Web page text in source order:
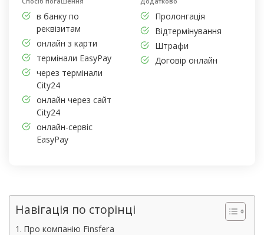
в банку по
реквізитам
онлайн з карти
термінали EasyPay
через термінали
City24
онлайн через сайт
City24
онлайн-сервіс
EasyPay
Пролонгація
Відтермінування
Штрафи
Договір онлайн
Навігація по сторінці
Про компанію Finsfera